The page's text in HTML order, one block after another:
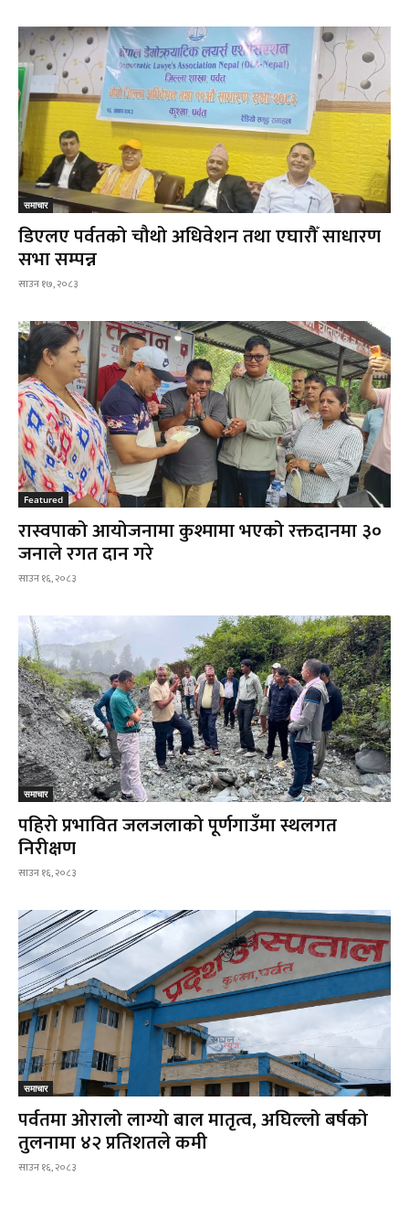
समाचार
डिएलए पर्वतको चौथो अधिवेशन तथा एघारौँ साधारण
सभा सम्पन्न
साउन १७, २०८३
Featured
रास्वपाको आयोजनामा कुश्मामा भएको रक्तदानमा ३०
जनाले रगत दान गरे
साउन १६, २०८३
समाचार
पहिरो प्रभावित जलजलाको पूर्णगाउँमा स्थलगत
निरीक्षण
साउन १६, २०८३
समाचार
पर्वतमा ओरालो लाग्यो बाल मातृत्व, अघिल्लो बर्षको
तुलनामा ४२ प्रतिशतले कमी
साउन १६, २०८३